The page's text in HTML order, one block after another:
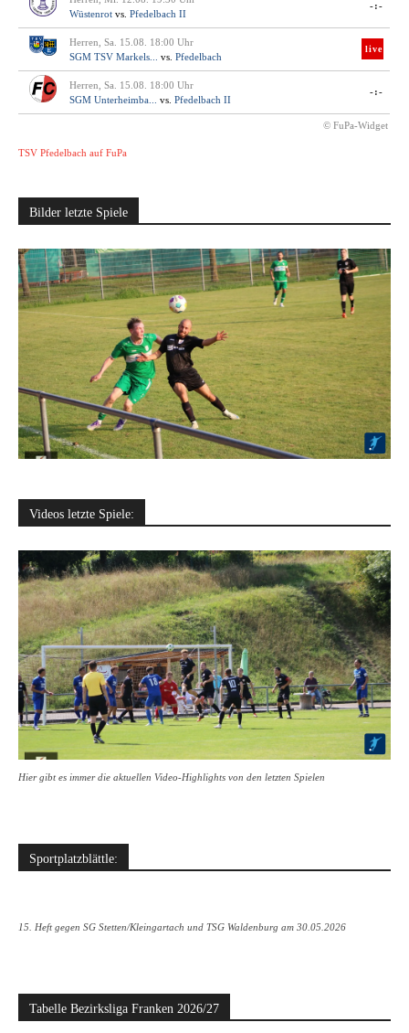
Wüstenrot vs. Pfedelbach II
-:-
Herren, Sa. 15.08. 18:00 Uhr
SGM TSV Markels...
vs. Pfedelbach
live
Herren, Sa. 15.08. 18:00 Uhr
SGM Unterheimba...
vs. Pfedelbach II
-:-
© FuPa-Widget
TSV Pfedelbach auf FuPa
Bilder letzte Spiele
Videos letzte Spiele:
Hier gibt es immer die aktuellen Video-Highlights von den letzten Spielen
Sportplatzblättle:
15. Heft gegen SG Stetten/Kleingartach und TSG Waldenburg am 30.05.2026
Tabelle Bezirksliga Franken 2026/27